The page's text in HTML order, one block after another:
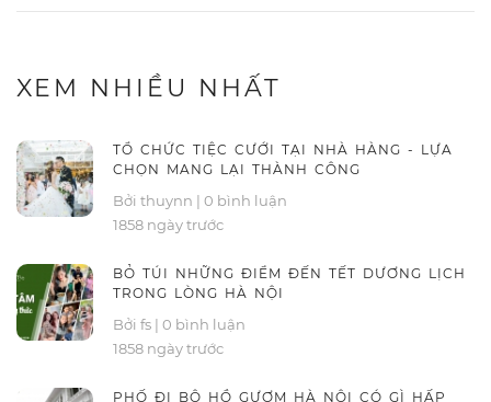
XEM NHIỀU NHẤT
TỔ CHỨC TIỆC CƯỚI TẠI NHÀ HÀNG - LỰA
CHỌN MANG LẠI THÀNH CÔNG
Bởi thuynn | 0 bình luận
1858 ngày trước
BỎ TÚI NHỮNG ĐIỂM ĐẾN TẾT DƯƠNG LỊCH
TRONG LÒNG HÀ NỘI
Bởi fs | 0 bình luận
1858 ngày trước
PHỐ ĐI BỘ HỒ GƯƠM HÀ NỘI CÓ GÌ HẤP